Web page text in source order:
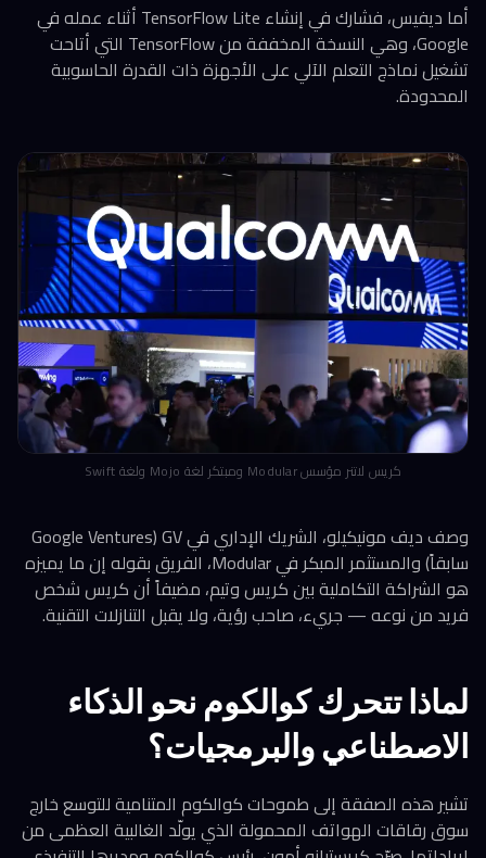
أما ديفيس، فشارك في إنشاء TensorFlow Lite أثناء عمله في
Google، وهي النسخة المخففة من TensorFlow التي أتاحت
تشغيل نماذج التعلم الآلي على الأجهزة ذات القدرة الحاسوبية
المحدودة.
كريس لاتنر مؤسس Modular ومبتكر لغة Mojo ولغة Swift
وصف ديف مونيكيلو، الشريك الإداري في GV (Google Ventures
سابقاً) والمستثمر المبكر في Modular، الفريق بقوله إن ما يميزه
هو الشراكة التكاملية بين كريس وتيم، مضيفاً أن كريس شخص
فريد من نوعه — جريء، صاحب رؤية، ولا يقبل التنازلات التقنية.
لماذا تتحرك كوالكوم نحو الذكاء
الاصطناعي والبرمجيات؟
تشير هذه الصفقة إلى طموحات كوالكوم المتنامية للتوسع خارج
سوق رقاقات الهواتف المحمولة الذي يولّد الغالبية العظمى من